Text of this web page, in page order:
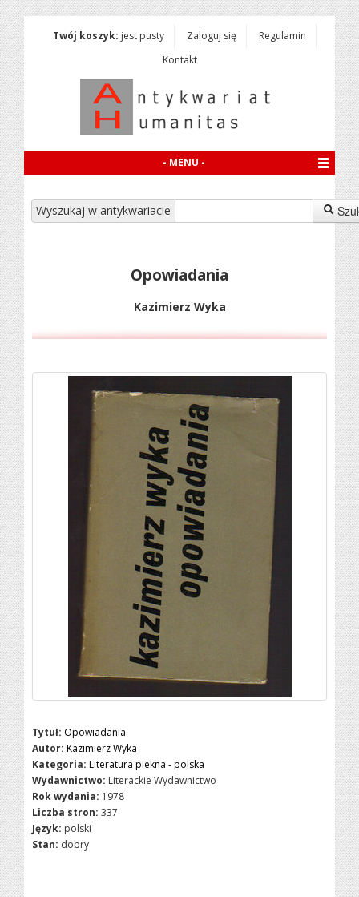
Twój koszyk: jest pusty Zaloguj się
Regulamin
Kontakt
- MENU -
Wyszukaj w antykwariacie
Opowiadania
Kazimierz Wyka
Tytuł: Opowiadania
Autor: Kazimierz Wyka
Kategoria: Literatura piekna - polska
Wydawnictwo: Literackie Wydawnictwo
Rok wydania: 1978
Liczba stron: 337
Język: polski
Stan: dobry